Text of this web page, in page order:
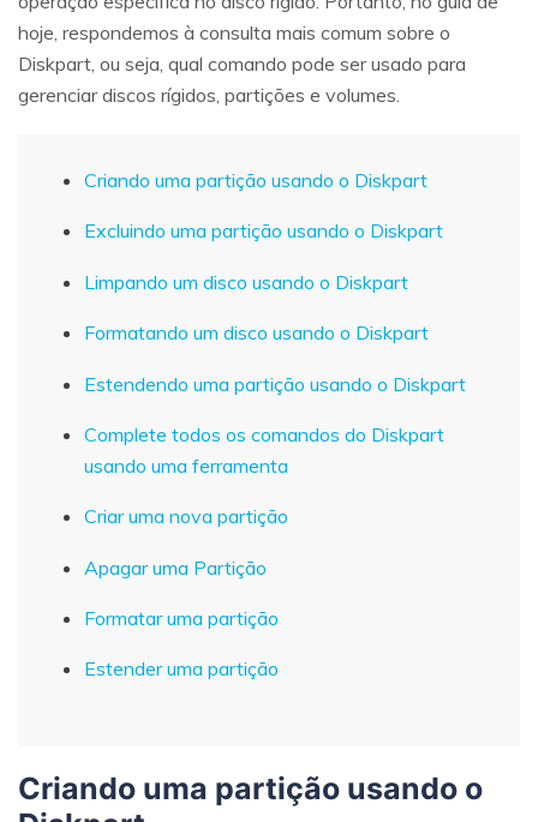
hoje, respondemos à consulta mais comum sobre o
Diskpart, ou seja, qual comando pode ser usado para
gerenciar discos rígidos, partições e volumes.
Criando uma partição usando o Diskpart
Excluindo uma partição usando o Diskpart
Limpando um disco usando o Diskpart
Formatando um disco usando o Diskpart
Estendendo uma partição usando o Diskpart
Complete todos os comandos do Diskpart
usando uma ferramenta
Criar uma nova partição
Apagar uma Partição
Formatar uma partição
Estender uma partição
Criando uma partição usando o